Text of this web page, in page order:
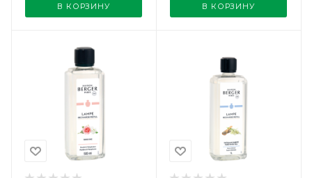
В КОРЗИНУ В КОРЗИНУ